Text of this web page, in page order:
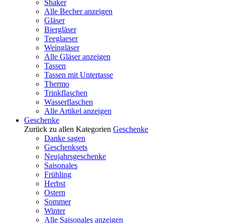
Shaker
Alle Becher anzeigen
Gläser
Biergläser
Teeglaeser
Weingläser
Alle Gläser anzeigen
Tassen
Tassen mit Untertasse
Thermo
Trinkflaschen
Wasserflaschen
Alle Artikel anzeigen
Geschenke
Zurück zu allen Kategorien Geschenke
Danke sagen
Geschenksets
Neujahrsgeschenke
Saisonales
Frühling
Herbst
Ostern
Sommer
Winter
Alle Saisonales anzeigen